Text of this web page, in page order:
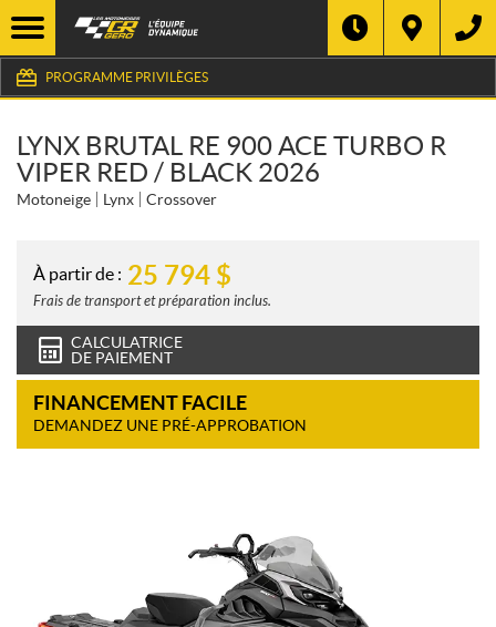
PROGRAMME PRIVILÈGES
LYNX BRUTAL RE 900 ACE TURBO R
VIPER RED / BLACK 2026
Motoneige Lynx Crossover
À partir de : 25 794 $
Frais de transport et préparation inclus.
CALCULATRICE
DE PAIEMENT
FINANCEMENT FACILE
DEMANDEZ UNE PRÉ-APPROBATION